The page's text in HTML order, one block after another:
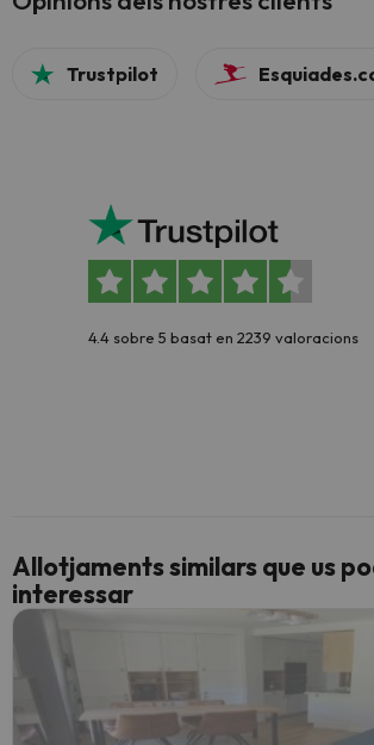
Trustpilot
4.4 sobre 5 basat en 2239 valoracions
Allotjaments similars que us
interessar